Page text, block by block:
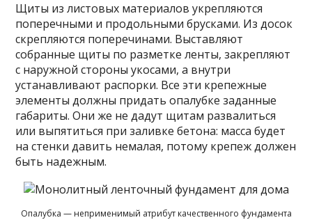
Щиты из листовых материалов укрепляются
поперечными и продольными брусками. Из досок
скрепляются поперечинами. Выставляют
собранные щиты по разметке ленты, закрепляют
с наружной стороны укосами, а внутри
устанавливают распорки. Все эти крепежные
элементы должны придать опалубке заданные
габариты. Они же не дадут щитам развалиться
или выпятиться при заливке бетона: масса будет
на стенки давить немалая, потому крепеж должен
быть надежным.
Опалубка — неприменимый атрибут качественного фундамента